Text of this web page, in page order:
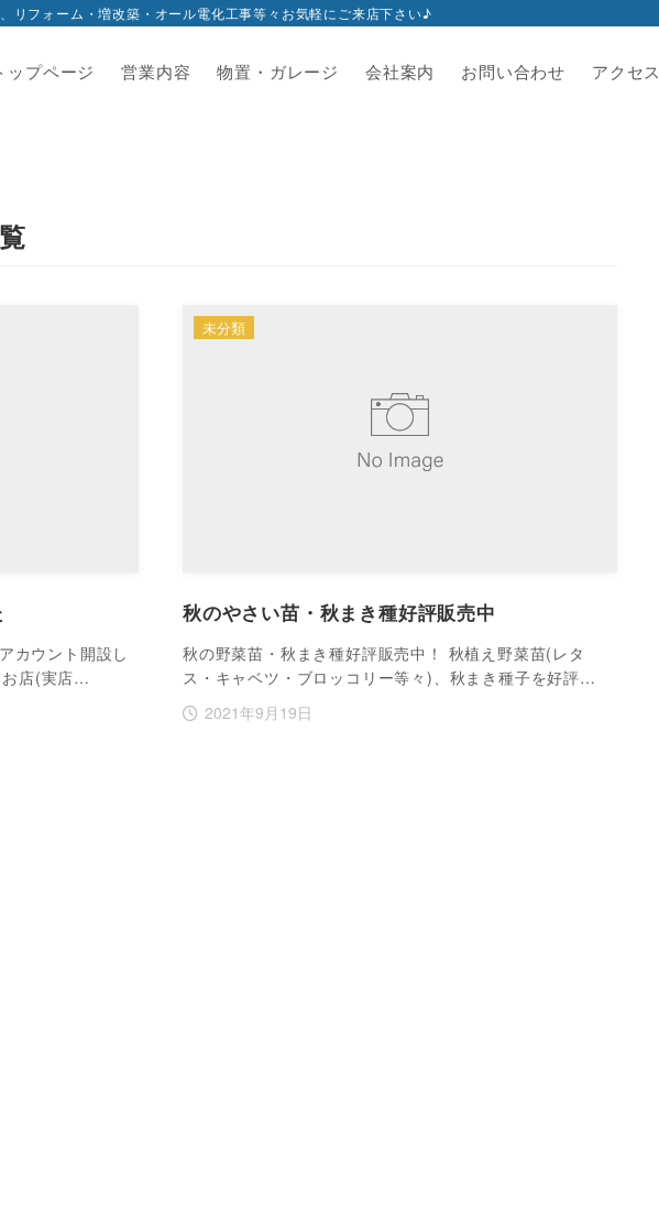
リフォーム・増改築・オール電化工事等々お気軽にご来店下さい♪
ップページ 営業内容 物置・ガレージ 会社案内 お問い合わせ アクセス
カウント開設し
お店(実店…
秋のやさい苗・秋まき種好評販売中
秋の野菜苗・秋まき種好評販売中！ 秋植え野菜苗(レタ
ス・キャベツ・ブロッコリー等々)、秋まき種子を好評…
2021年9月19日
未分類